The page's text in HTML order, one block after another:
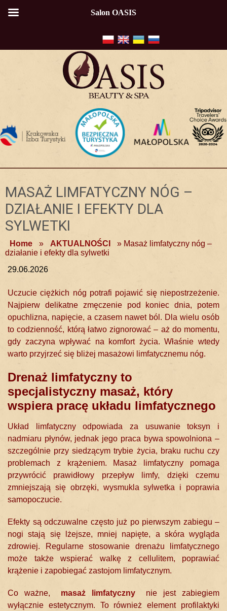
MASAŻ LIMFATYCZNY NÓG –
DZIAŁANIE I EFEKTY DLA
SYLWETKI
Home » AKTUALNOŚCI » Masaż limfatyczny nóg –
działanie i efekty dla sylwetki
29.06.2026
Uczucie ciężkich nóg potrafi pojawić się niepostrzeżenie.
Najpierw delikatne zmęczenie pod koniec dnia, potem
opuchlizna, napięcie, a czasem nawet ból. Dla wielu osób
to codzienność, którą łatwo zignorować – aż do momentu,
gdy zaczyna wpływać na komfort życia. Właśnie wtedy
warto przyjrzeć się bliżej masażowi limfatycznemu nóg.
Drenaż limfatyczny to
specjalistyczny masaż, który
wspiera pracę układu limfatycznego
Układ limfatyczny odpowiada za usuwanie toksyn i
nadmiaru płynów, jednak jego praca bywa spowolniona –
szczególnie przy siedzącym trybie życia, braku ruchu czy
problemach z krążeniem. Masaż limfatyczny pomaga
przywrócić prawidłowy przepływ limfy, dzięki czemu
zmniejszają się obrzęki, wysmukla sylwetka i poprawia
samopoczucie.
Efekty są odczuwalne często już po pierwszym zabiegu –
nogi stają się lżejsze, mniej napięte, a skóra wygląda
zdrowiej. Regularne stosowanie drenażu limfatycznego
może także wspierać walkę z cellulitem, poprawiać
krążenie i zapobiegać zastojom limfatycznym.
Co ważne, masaż limfatyczny
nie jest zabiegiem
wyłącznie estetycznym. To również element profilaktyki
Salon OASIS